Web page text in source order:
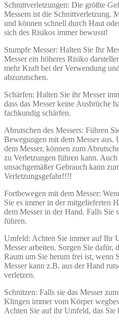
Schnittverletzungen: Die größte
Messern ist die Schnittverletzung.
und können schnell durch Haut
sich des Risikos immer bewusst!
Stumpfe Messer: Halten Sie Ihr
Messer ein höheres Risiko
mehr Kraft bei der Verwendung
abzurutschen.
Schärfen: Halten Sie ihr Messer
dass das Messer keine Ausbrüche
fachkundig schärfen.
Abrutschen des Messers: Führen
Bewegungen mit dem Messer
dem Messer, können zum
zu Verletzungen führen kann.
unsachgemäßer Gebrauch kann
Verletzungsgefahr!!!!
Fortbewegen mit dem Messer:
Sie es immer in der mitgelieferten
dem Messer in der Hand. Falls Sie
führen.
Umfeld: Achten Sie immer auf Ihr
Messer arbeiten. Sorgen Sie dafür,
Raum um Sie herum frei ist, wenn
Messer kann z.B. aus der Hand
verletzen.
Schnitzen: Falls sie das Messer
Klingen immer vom Körper
Achten Sie auf ihr Umfeld, das Sie